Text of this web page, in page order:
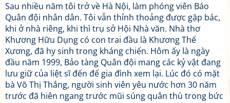
Sau nhiều năm tôi trở về Hà Nội, làm phóng viên Báo
Quân đội nhân dân. Tôi vẫn thỉnh thoảng được gặp bác,
khi ở nhà riêng, khi thì trụ sở Hội Nhà văn. Nhà thơ
Khương Hữu Dụng có con trai đầu là Khương Thế
Xương, đã hy sinh trong kháng chiến. Hôm ấy là ngày
đầu năm 1999, Bảo tàng Quân đội mang các kỷ vật đang
lưu giữ của liệt sĩ đến để gia đình xem lại. Lúc đó có mặt
bà Võ Thị Thắng, người sinh viên yêu nước hơn 30 năm
trước đã hiên ngang trước mũi súng quân thù trong bức